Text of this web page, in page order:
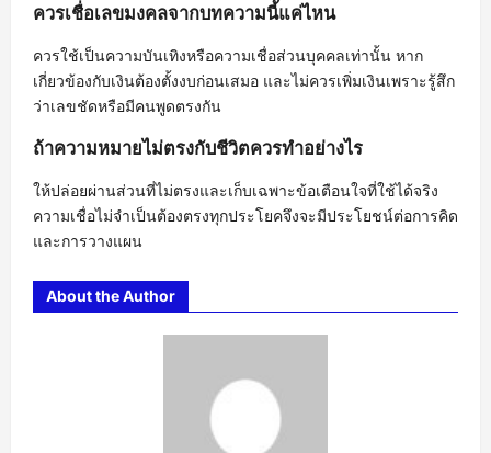
ควรเชื่อเลขมงคลจากบทความนี้แค่ไหน
ควรใช้เป็นความบันเทิงหรือความเชื่อส่วนบุคคลเท่านั้น หาก
เกี่ยวข้องกับเงินต้องตั้งงบก่อนเสมอ และไม่ควรเพิ่มเงินเพราะรู้สึก
ว่าเลขชัดหรือมีคนพูดตรงกัน
ถ้าความหมายไม่ตรงกับชีวิตควรทำอย่างไร
ให้ปล่อยผ่านส่วนที่ไม่ตรงและเก็บเฉพาะข้อเตือนใจที่ใช้ได้จริง
ความเชื่อไม่จำเป็นต้องตรงทุกประโยคจึงจะมีประโยชน์ต่อการคิด
และการวางแผน
About the Author